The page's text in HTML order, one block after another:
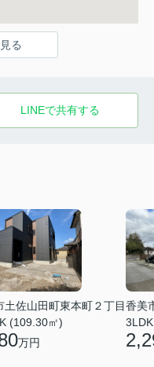
る
LINEで共有する
土佐山田町東本町２丁目
(109.30㎡)
万円
香美